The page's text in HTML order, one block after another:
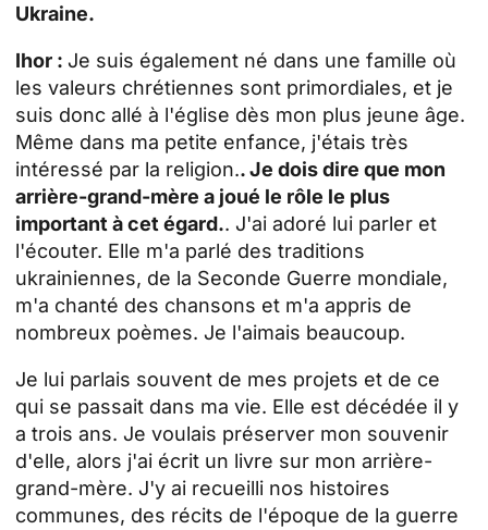
Ukraine.
Ihor : Je suis également né dans une famille où
les valeurs chrétiennes sont primordiales, et je
suis donc allé à l'église dès mon plus jeune âge.
Même dans ma petite enfance, j'étais très
intéressé par la religion.. Je dois dire que mon
arrière-grand-mère a joué le rôle le plus
important à cet égard.. J'ai adoré lui parler et
l'écouter. Elle m'a parlé des traditions
ukrainiennes, de la Seconde Guerre mondiale,
m'a chanté des chansons et m'a appris de
nombreux poèmes. Je l'aimais beaucoup.
Je lui parlais souvent de mes projets et de ce
qui se passait dans ma vie. Elle est décédée il y
a trois ans. Je voulais préserver mon souvenir
d'elle, alors j'ai écrit un livre sur mon arrière-
grand-mère. J'y ai recueilli nos histoires
communes, des récits de l'époque de la guerre